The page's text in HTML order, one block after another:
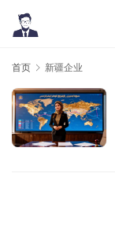
首页 新疆企业